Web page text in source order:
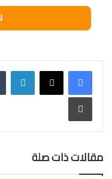
خلال الحفل، تناوب
الشكر العميق والامتنان
ووسط أجواء طغت عليها
الوجوه دموعها، في لحظة
الاحتفال جاء كذلك لتأكيد
لينكدإن
مقالات ذات صلة